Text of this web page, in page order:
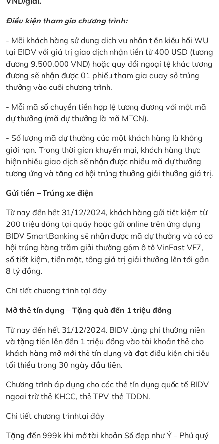
Điều kiện tham gia chương trình:
- Mỗi khách hàng sử dụng dịch vụ nhận tiền kiều hối WU
tại BIDV với giá trị giao dịch nhận tiền từ 400 USD (tương
đương 9,500,000 VND) hoặc quy đổi ngoại tệ khác tương
đương sẽ nhận được 01 phiếu tham gia quay số trúng
thưởng vào cuối chương trình.
- Mỗi mã số chuyển tiền hợp lệ tương đương với một mã
dự thưởng (mã dự thưởng là mã MTCN).
- Số lượng mã dự thưởng của một khách hàng là không
giới hạn. Trong thời gian khuyến mại, khách hàng thực
hiện nhiều giao dịch sẽ nhận được nhiều mã dự thưởng
tương ứng và tăng cơ hội trúng thưởng giải thưởng giá trị.
Gửi tiền – Trúng xe điện
Từ nay đến hết 31/12/2024, khách hàng gửi tiết kiệm từ
200 triệu đồng tại quầy hoặc gửi online trên ứng dụng
BIDV SmartBanking sẽ nhận được mã dự thưởng và có cơ
hội trúng hàng trăm giải thưởng gồm ô tô VinFast VF7,
sổ tiết kiệm, tiền mặt, tổng giá trị giải thưởng lên tới gần
8 tỷ đồng.
Chi tiết chương trình tại đây
Mở thẻ tín dụng – Tặng quà đến 1 triệu đồng
Từ nay đến hết 31/12/2024, BIDV tặng phí thường niên
và tặng tiền lên đến 1 triệu đồng vào tài khoản thẻ cho
khách hàng mở mới thẻ tín dụng và đạt điều kiện chi tiêu
tối thiểu trong 30 ngày đầu tiên.
Chương trình áp dụng cho các thẻ tín dụng quốc tế BIDV
ngoại trừ thẻ KHCC, thẻ TPV, thẻ TDDN.
Chi tiết chương trìnhtại đây
Tặng đến 999k khi mở tài khoản Số đẹp như Ý – Phú quý